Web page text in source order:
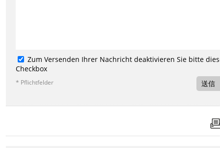
Zum Versenden Ihrer Nachricht deaktivieren Sie bitte
Checkbox
* Pflichtfelder 送信